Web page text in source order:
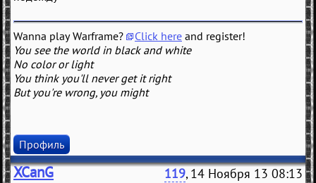
Wanna play Warframe? Click here and register!
You see the world in black and white
No color or light
You think you'll never get it right
But you're wrong, you might
Профиль
XCanG 119, 14 Ноября 13 08:13